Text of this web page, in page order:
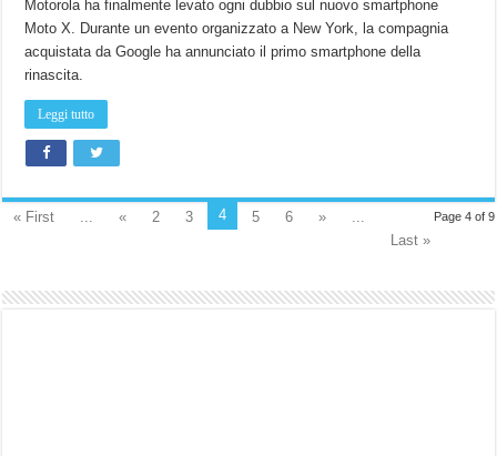
Motorola ha finalmente levato ogni dubbio sul nuovo smartphone
Moto X. Durante un evento organizzato a New York, la compagnia
acquistata da Google ha annunciato il primo smartphone della
rinascita.
Leggi tutto
Page 4 of 9
« First « 2 3 4 5 6 »
Last »